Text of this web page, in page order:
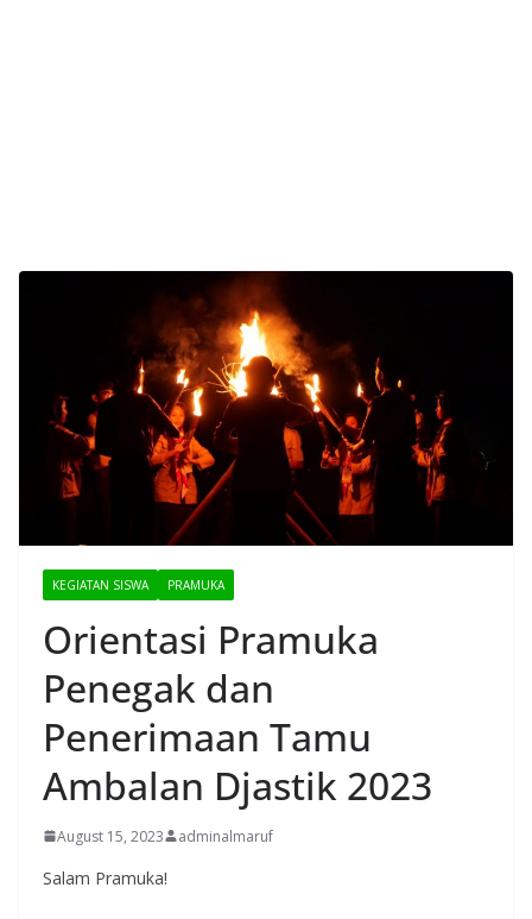
KEGIATAN SISWA PRAMUKA
Orientasi Pramuka
Penegak dan
Penerimaan Tamu
Ambalan Djastik 2023
August 15, 2023 adminalmaruf
Salam Pramuka!